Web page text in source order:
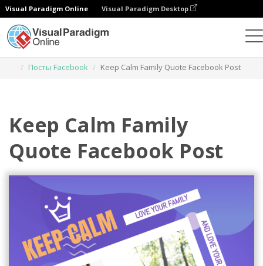
Visual Paradigm Online Visual Paradigm Desktop
Посты Facebook
Keep Calm Family Quote Facebook Post
Keep Calm Family
Quote Facebook Post